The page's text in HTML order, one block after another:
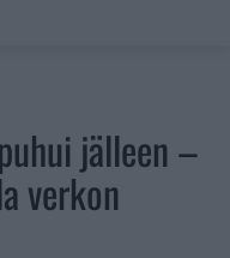
jälleen –
verkon